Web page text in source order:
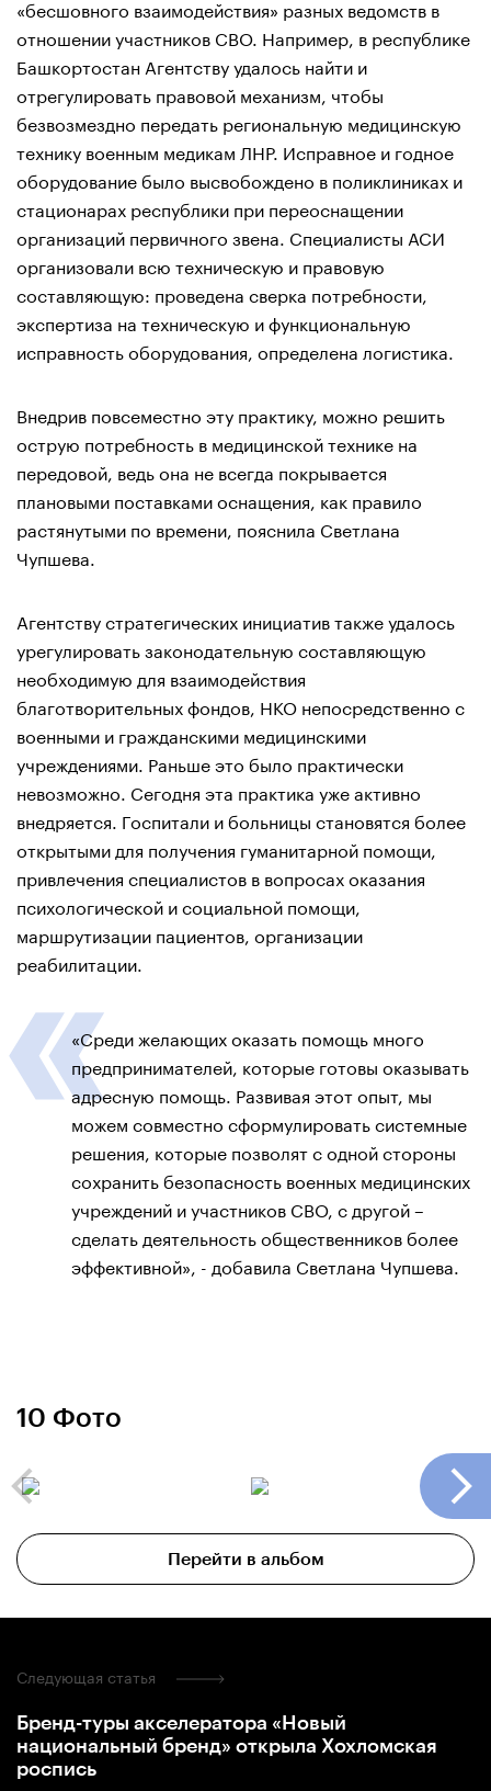
«бесшовного взаимодействия» разных ведомств в
отношении участников СВО. Например, в республике
Башкортостан Агентству удалось найти и
отрегулировать правовой механизм, чтобы
безвозмездно передать региональную медицинскую
технику военным медикам ЛНР. Исправное и годное
оборудование было высвобождено в поликлиниках и
стационарах республики при переоснащении
организаций первичного звена. Специалисты АСИ
организовали всю техническую и правовую
составляющую: проведена сверка потребности,
экспертиза на техническую и функциональную
исправность оборудования, определена логистика.
Внедрив повсеместно эту практику, можно решить
острую потребность в медицинской технике на
передовой, ведь она не всегда покрывается
плановыми поставками оснащения, как правило
растянутыми по времени, пояснила Светлана
Чупшева.
Агентству стратегических инициатив также удалось
урегулировать законодательную составляющую
необходимую для взаимодействия
благотворительных фондов, НКО непосредственно с
военными и гражданскими медицинскими
учреждениями. Раньше это было практически
невозможно. Сегодня эта практика уже активно
внедряется. Госпитали и больницы становятся более
открытыми для получения гуманитарной помощи,
привлечения специалистов в вопросах оказания
психологической и социальной помощи,
маршрутизации пациентов, организации
реабилитации.
«Среди желающих оказать помощь много
предпринимателей, которые готовы оказывать
адресную помощь. Развивая этот опыт, мы
можем совместно сформулировать системные
решения, которые позволят с одной стороны
сохранить безопасность военных медицинских
учреждений и участников СВО, с другой –
сделать деятельность общественников более
эффективной», - добавила Светлана Чупшева.
10 Фото
Перейти в альбом
Следующая статья
Бренд-туры акселератора «Новый
национальный бренд» открыла Хохломская
роспись